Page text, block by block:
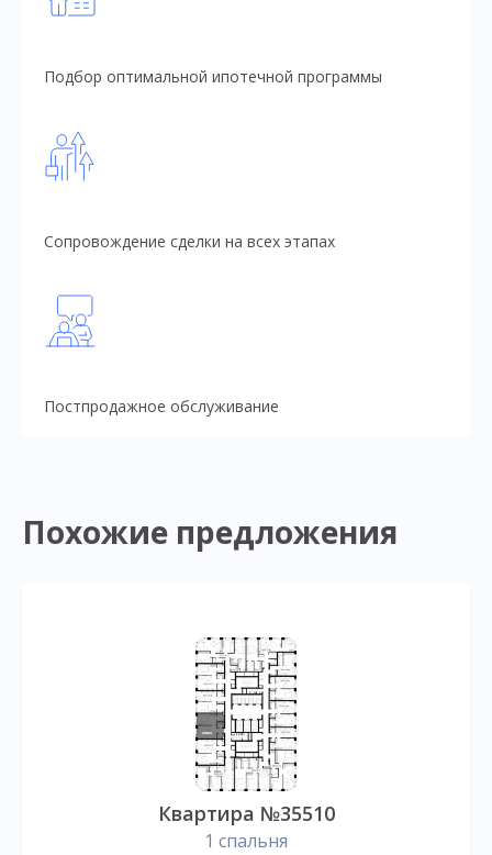
Подбор оптимальной ипотечной программы
Сопровождение сделки на всех этапах
Постпродажное обслуживание
Похожие предложения
Квартира №35510
1 спальня